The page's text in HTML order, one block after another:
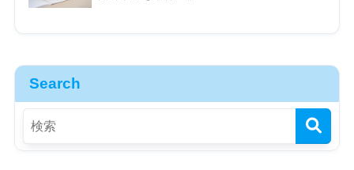
Search